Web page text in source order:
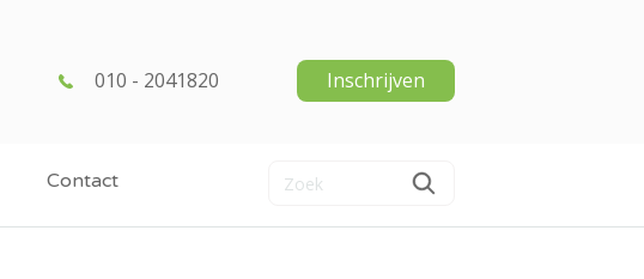
010 - 2041820 Inschrijven
Contact